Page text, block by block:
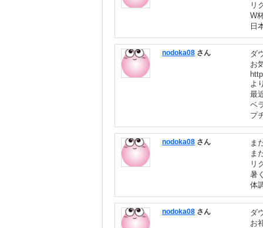
リ
W
日
nodoka08 さん
ダ
お
よ
最
ベ
プ
nodoka08 さん
ま
ま
リ
暑
体
nodoka08 さん
ダ
お